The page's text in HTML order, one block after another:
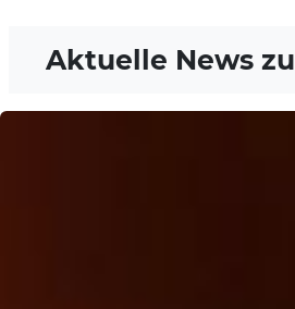
Aktuelle News zu